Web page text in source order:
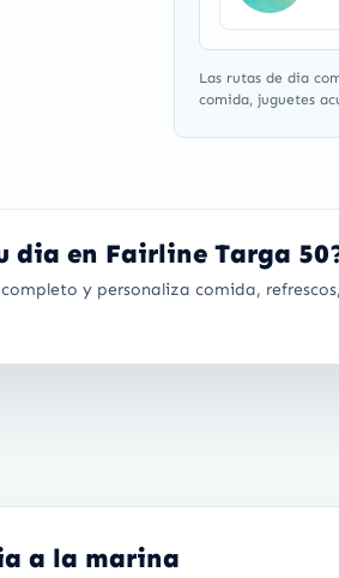
Las rutas de dia
comida, juguetes
dia en Fairline Targa
y personaliza comida,
a la marina